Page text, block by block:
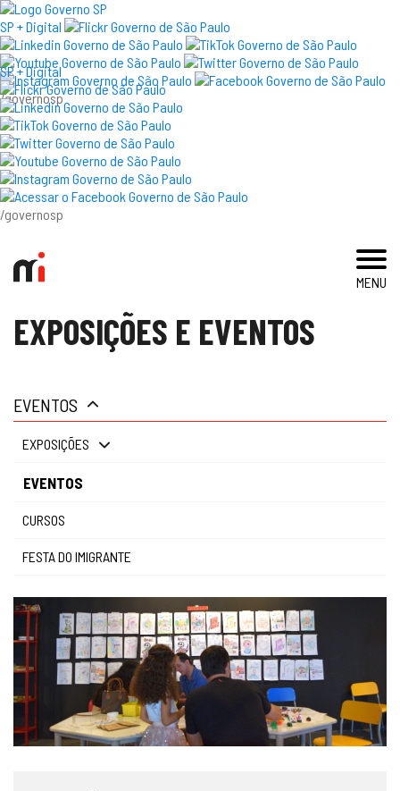
SP + Digital
/governosp
SP + Digital
/governosp
MENU
×
visite
exposições e eventos
acervo e pesquisa
museu
gestão
EXPOSIÇÕES E EVENTOS
EVENTOS
EXPOSIÇÕES
EVENTOS
CURSOS
FESTA DO IMIGRANTE